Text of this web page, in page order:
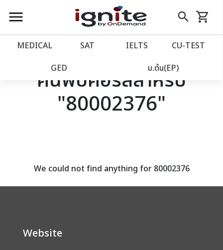
close
account_balance หน้าแรก
เว็บไซต์อิกไนท์
โปรโมชั่น
assignment ลงทะเบียน
menu search
Skip
to
shopping_cart
รถเข็น
MEDICAL SAT IELTS CU‑TEST
GED ม.ต้น(EP)
ค้นพบคอร์สสำหรับ
"80002376"
We could not find anything for 80002376
Website